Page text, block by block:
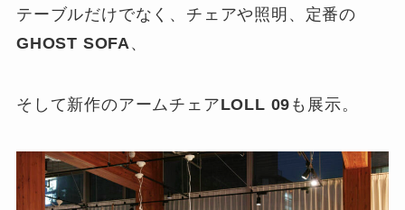
テーブルだけでなく、チェアや照明、定番の
GHOST SOFA、
そして新作のアームチェアLOLL 09 も展示。